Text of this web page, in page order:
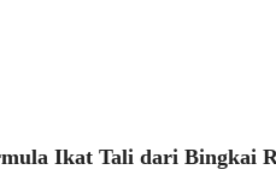
Ikat Tali dari Bingkai